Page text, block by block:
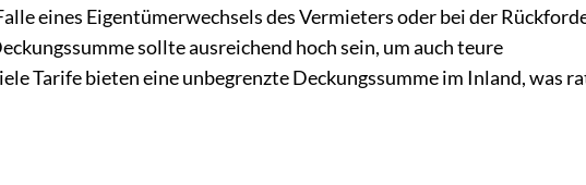
eines Eigentümerwechsels des Vermieters oder bei der
sollte ausreichend hoch sein, um auch teure
Tarife bieten eine unbegrenzte Deckungssumme im Inland, was